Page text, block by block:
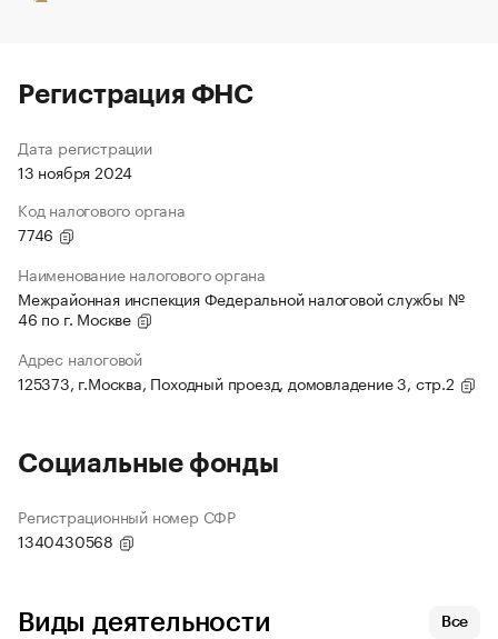
Регистрация ФНС
Дата регистрации
13 ноября 2024
Код налогового органа
7746
Наименование налогового органа
Межрайонная инспекция Федеральной налоговой службы №
46 по г. Москве
Адрес налоговой
125373, г.Москва, Походный проезд, домовладение 3, стр.2
Социальные фонды
Регистрационный номер СФР
1340430568
Виды деятельности Все